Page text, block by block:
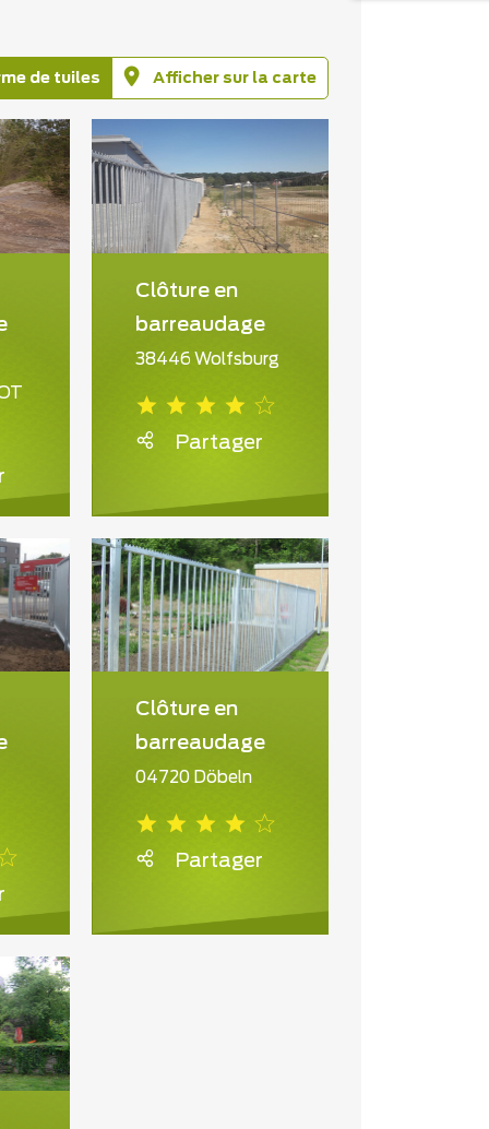
de tuiles Afficher sur la carte
Clôture en
barreaudage
38446 Wolfsburg
Partager
Clôture en
barreaudage
04720 Döbeln
Partager